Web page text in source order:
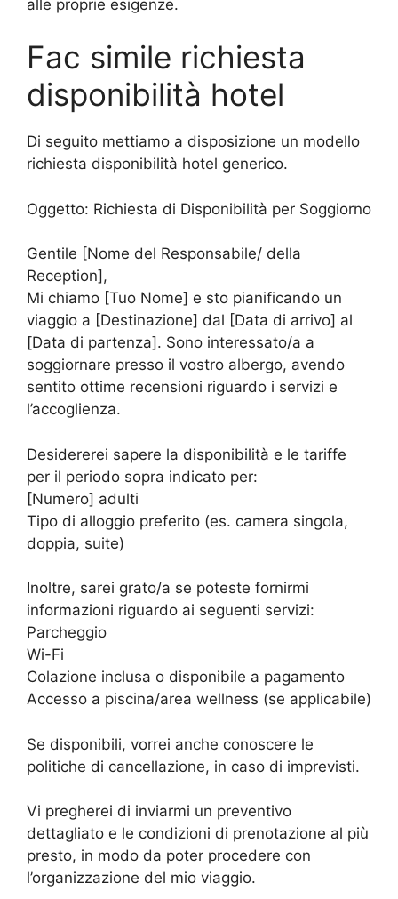
alle proprie esigenze.
Fac simile richiesta
disponibilità hotel
Di seguito mettiamo a disposizione un modello
richiesta disponibilità hotel generico.
Oggetto: Richiesta di Disponibilità per Soggiorno
Gentile [Nome del Responsabile/ della
Reception],
Mi chiamo [Tuo Nome] e sto pianificando un
viaggio a [Destinazione] dal [Data di arrivo] al
[Data di partenza]. Sono interessato/a a
soggiornare presso il vostro albergo, avendo
sentito ottime recensioni riguardo i servizi e
l’accoglienza.
Desidererei sapere la disponibilità e le tariffe
per il periodo sopra indicato per:
[Numero] adulti
Tipo di alloggio preferito (es. camera singola,
doppia, suite)
Inoltre, sarei grato/a se poteste fornirmi
informazioni riguardo ai seguenti servizi:
Parcheggio
Wi-Fi
Colazione inclusa o disponibile a pagamento
Accesso a piscina/area wellness (se applicabile)
Se disponibili, vorrei anche conoscere le
politiche di cancellazione, in caso di imprevisti.
Vi pregherei di inviarmi un preventivo
dettagliato e le condizioni di prenotazione al più
presto, in modo da poter procedere con
l’organizzazione del mio viaggio.